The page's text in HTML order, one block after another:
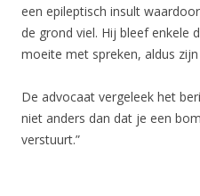
een epileptisch insult
de grond viel. Hij bleef enkele
moeite met spreken, aldus
De advocaat vergeleek het
niet anders dan dat je een
verstuurt.”